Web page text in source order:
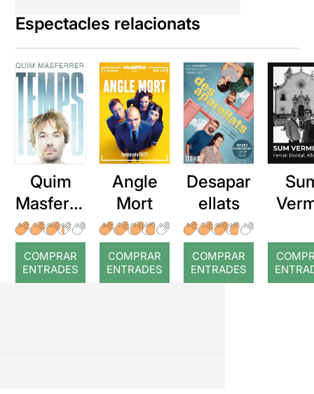
Espectacles relacionats
Quim
Masferre
r: Temps
COMPRAR
ENTRADES
Angle
Mort
COMPRAR
ENTRADES
Desapar
ellats
COMPRAR
ENTRADES